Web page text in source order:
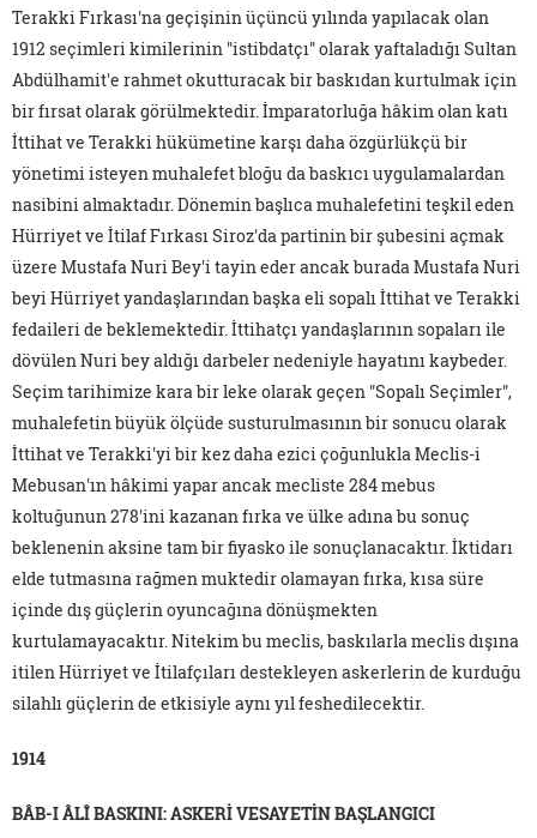
Terakki Fırkası'na geçişinin üçüncü yılında yapılacak olan
1912 seçimleri kimilerinin "istibdatçı" olarak yaftaladığı Sultan
Abdülhamit'e rahmet okutturacak bir baskıdan kurtulmak için
bir fırsat olarak görülmektedir. İmparatorluğa hâkim olan katı
İttihat ve Terakki hükümetine karşı daha özgürlükçü bir
yönetimi isteyen muhalefet bloğu da baskıcı uygulamalardan
nasibini almaktadır. Dönemin başlıca muhalefetini teşkil eden
Hürriyet ve İtilaf Fırkası Siroz'da partinin bir şubesini açmak
üzere Mustafa Nuri Bey'i tayin eder ancak burada Mustafa Nuri
beyi Hürriyet yandaşlarından başka eli sopalı İttihat ve Terakki
fedaileri de beklemektedir. İttihatçı yandaşlarının sopaları ile
dövülen Nuri bey aldığı darbeler nedeniyle hayatını kaybeder.
Seçim tarihimize kara bir leke olarak geçen "Sopalı Seçimler",
muhalefetin büyük ölçüde susturulmasının bir sonucu olarak
İttihat ve Terakki'yi bir kez daha ezici çoğunlukla Meclis-i
Mebusan'ın hâkimi yapar ancak mecliste 284 mebus
koltuğunun 278'ini kazanan fırka ve ülke adına bu sonuç
beklenenin aksine tam bir fiyasko ile sonuçlanacaktır. İktidarı
elde tutmasına rağmen muktedir olamayan fırka, kısa süre
içinde dış güçlerin oyuncağına dönüşmekten
kurtulamayacaktır. Nitekim bu meclis, baskılarla meclis dışına
itilen Hürriyet ve İtilafçıları destekleyen askerlerin de kurduğu
silahlı güçlerin de etkisiyle aynı yıl feshedilecektir.
1914
BÂB-I ÂLÎ BASKINI: ASKERİ VESAYETİN BAŞLANGICI